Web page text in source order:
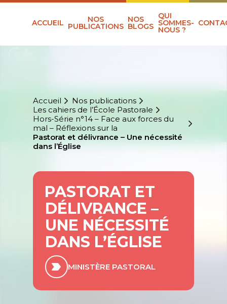
ACCUEIL NOS
PUBLICATIONS
NOS
BLOGS
QUI
SOMMES-
NOUS ?
Accueil
Nos publications
Les cahiers de l’École Pastorale
Hors-Série n°14 – Face aux forces du
mal – Réflexions sur la
Pastorat et délivrance – Une nécessité
dans l’Église
PASTORAT ET
DÉLIVRANCE –
UNE NÉCESSITÉ
DANS L’ÉGLISE
MINISTÈRE PASTORAL